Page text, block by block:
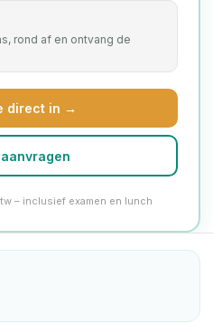
rond af en ontvang de
direct in →
– inclusief examen en lunch